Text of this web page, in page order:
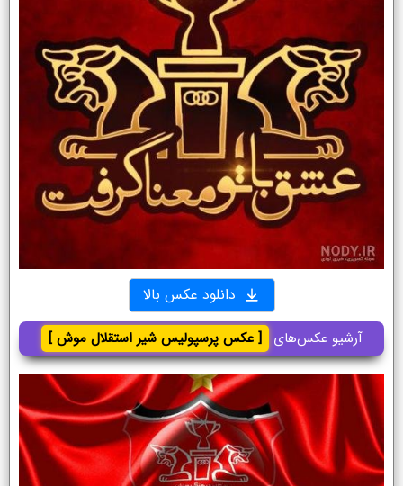
دانلود عکس بالا
آرشیو عکس‌های [ عکس پرسپولیس شیر استقلال موش ]